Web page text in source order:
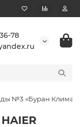
78
№3 «Буран Климат»